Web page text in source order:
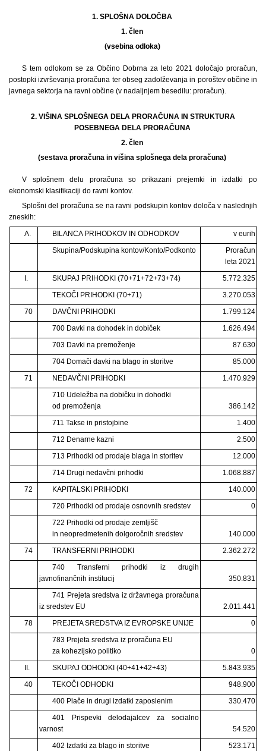
1. SPLOŠNA DOLOČBA
1. člen
(vsebina odloka)
S tem odlokom se za Občino Dobrna za leto 2021 določajo proračun,
postopki izvrševanja proračuna ter obseg zadolževanja in poroštev občine in
javnega sektorja na ravni občine (v nadaljnjem besedilu: proračun).
2. VIŠINA SPLOŠNEGA DELA PRORAČUNA IN STRUKTURA
POSEBNEGA DELA PRORAČUNA
2. člen
(sestava proračuna in višina splošnega dela proračuna)
V splošnem delu proračuna so prikazani prejemki in izdatki po
ekonomski klasifikaciji do ravni kontov.
Splošni del proračuna se na ravni podskupin kontov določa v naslednjih
zneskih:
A.
BILANCA PRIHODKOV IN ODHODKOV
v eurih
Skupina/Podskupina kontov/Konto/Podkonto
Proračun
leta 2021
I.
SKUPAJ PRIHODKI (70+71+72+73+74)
5.772.325
TEKOČI PRIHODKI (70+71)
3.270.053
70
DAVČNI PRIHODKI
1.799.124
700 Davki na dohodek in dobiček
1.626.494
703 Davki na premoženje
87.630
704 Domači davki na blago in storitve
85.000
71
NEDAVČNI PRIHODKI
1.470.929
710 Udeležba na dobičku in dohodki
od premoženja
386.142
711 Takse in pristojbine
1.400
712 Denarne kazni
2.500
713 Prihodki od prodaje blaga in storitev
12.000
714 Drugi nedavčni prihodki
1.068.887
72
KAPITALSKI PRIHODKI
140.000
720 Prihodki od prodaje osnovnih sredstev
0
722 Prihodki od prodaje zemljišč
in neopredmetenih dolgoročnih sredstev
140.000
74
TRANSFERNI PRIHODKI
2.362.272
740 Transferni prihodki iz drugih
javnofinančnih institucij
350.831
741 Prejeta sredstva iz državnega proračuna
iz sredstev EU
2.011.441
78
PREJETA SREDSTVA IZ EVROPSKE UNIJE
0
783 Prejeta sredstva iz proračuna EU
za kohezijsko politiko
0
II.
SKUPAJ ODHODKI (40+41+42+43)
5.843.935
40
TEKOČI ODHODKI
948.900
400 Plače in drugi izdatki zaposlenim
330.470
401 Prispevki delodajalcev za socialno
varnost
54.520
402 Izdatki za blago in storitve
523.171